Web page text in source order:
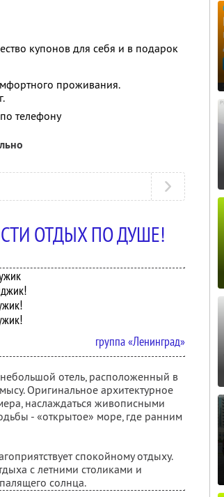
купонов для себя и в подарок
проживания.
телефону
ОТДЫХ ПО ДУШЕ!
группа «Ленинград»
отель, расположенный в
Оригинальное архитектурное
наслаждаться живописными
- «открытое» море, где ранним
спокойному отдыху.
с летними столиками и
солнца.